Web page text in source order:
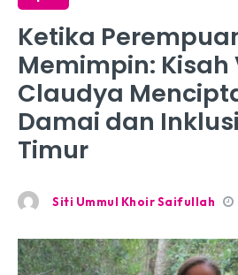
Ketika
Memimpin: Kisah
Claudya
Damai dan
Timur
Siti Ummul Khoir Saifullah